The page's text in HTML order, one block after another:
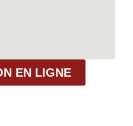
EN LIGNE